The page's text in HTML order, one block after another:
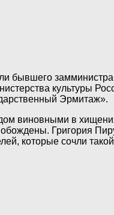
бывшего
культуры
Эрмитаж».
виновными в
Григория
которые сочли